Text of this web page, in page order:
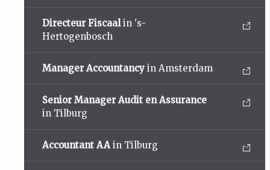
Directeur Fiscaalin 's-
Hertogenbosch
Manager Accountancy in Amsterdam
Senior Manager Audit en Assurance
in Tilburg
Accountant AA in Tilburg